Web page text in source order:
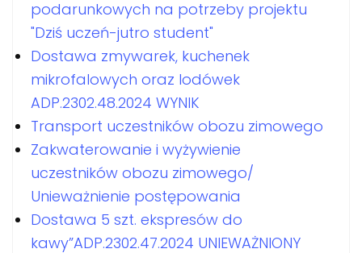
podarunkowych na potrzeby projektu
"Dziś uczeń-jutro student"
Dostawa zmywarek, kuchenek
mikrofalowych oraz lodówek
ADP.2302.48.2024 WYNIK
Transport uczestników obozu zimowego
Zakwaterowanie i wyżywienie
uczestników obozu zimowego/
Unieważnienie postępowania
Dostawa 5 szt. ekspresów do
kawy”ADP.2302.47.2024 UNIEWAŻNIONY